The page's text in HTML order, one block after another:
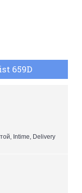
659D
Intime, Delivery